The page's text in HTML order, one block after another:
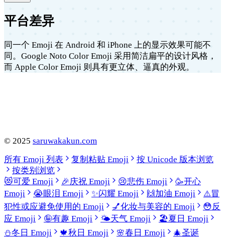
平台差异
同一个 Emoji 在 Android 和 iPhone 上的显示效果可能不
同。Google Noto Color Emoji 采用简洁扁平的设计风格，
而 Apple Color Emoji 则具有更立体、逼真的外观。
© 2025 saruwakakun.com
所有 Emoji 列表
复制粘贴 Emoji
按 Unicode 版本浏览
按类别浏览
😻可爱 Emoji 🎉庆祝 Emoji 😢悲伤 Emoji 🥳开心
Emoji
😭眼泪 Emoji ✨闪耀 Emoji 🙌 加油 Emoji ⚠️冒
犯性或应避免使用的 Emoji
💅化妆与美容的 Emoji 😳反
应 Emoji
🤪有趣 Emoji 🌤️天气 Emoji 🏖️夏日 Emoji
⛄冬日 Emoji 🍁秋日 Emoji 🌸春日 Emoji 🎄圣诞